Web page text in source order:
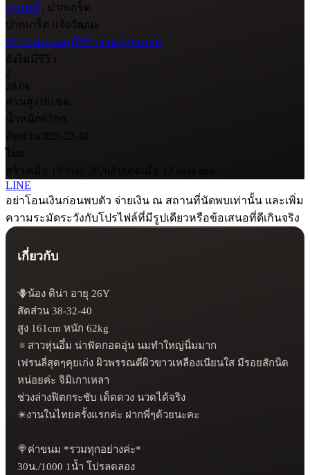
นนทบุรี, ปากเกร็ด
ปากเกร็ด แจ้งวัฒนะ
#รับงานนนทบุรี#รับงานปากเกร็ด
ยังไม่มีรีวิว
2
28.0k
ส่วนสูง 161 ซม.
น้ำหนัก62
กก.
สัดส่วน 38D-32-40
ไทย
LINE
อย่าโอนเงินก่อนพบตัว จ่ายเงิน ณ สถานที่นัดพบเท่านั้น และเพิ่ม
ความระมัดระวังกับโปรไฟล์ที่มีรูปเดียวหรือข้อเสนอที่ดีเกินจริง
เกี่ยวกับ
🪻น้อง ติน่า อายุ 26Y
สัดส่วน 38-32-40
สูง 161cm หนัก 62kg
🔅สาวหุ่นอึ๋ม น่าฟัดกอดอุ่น นมทำใหญ่นิ่มมาก
เฟรนลี่สุดๆคุยเก่ง ผิวพรรณดีผิวขาวเหลืองเนียนใส มีรอยสักนิด
หน่อยค่ะ จิมิเกาเหลา
ช่วงล่างฟิตกระชับ เด็ดดวง นวดได้จริง
✴️งานในไทยครั้งแรกค่ะ ฝากพี่ๆด้วยนะคะ
🍭ค่าขนม *รวมทุกอย่างค่ะ*
30น./1000 1น้ำ โปรลดลอง